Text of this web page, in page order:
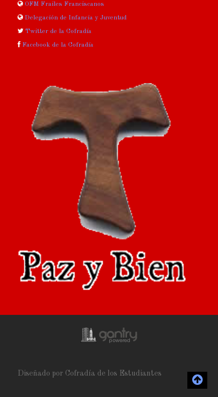
OFM Frailes Franciscanos
Delegación de Infancia y Juventud
Twitter de la Cofradía
Facebook de la Cofradía
Diseñado por Cofradía de los Estudiantes